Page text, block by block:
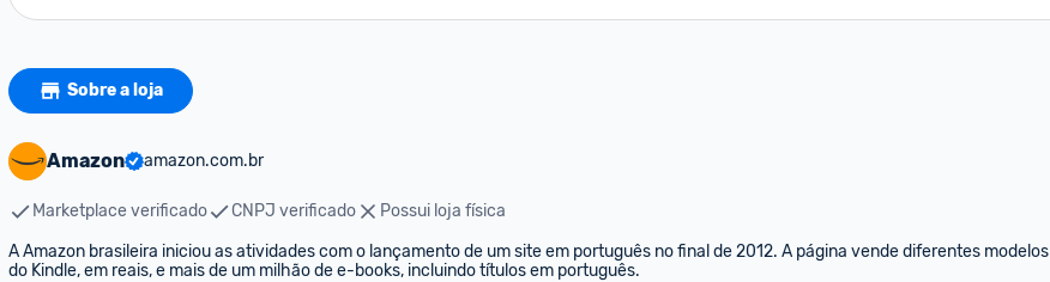
Sobre a loja
Amazon amazon.com.br
Marketplace verificado CNPJ verificado
Possui loja física
A Amazon brasileira iniciou as atividades com o lançamento de um site em português no final de 2012. A página vende diferentes modelos
do Kindle, em reais, e mais de um milhão de e-books, incluindo títulos em português.